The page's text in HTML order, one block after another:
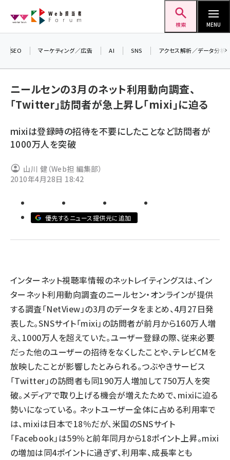
ン
検索 MENU
ai (2799)
note (2308)
z世代 (1617)
SEO マーケティング／広告 AI SNS アクセス解析／データ分析
ニールセンの3月のネット利用動向調査、
「Twitter」訪問者が急上昇し「mixi」に迫る
mixiは登録時の招待を不要にしたことなど訪問者が
1000万人を突破
山川 健（Web担 編集部）
2010年4月28日 18:42
優先するニュース提供元に追加
インターネット視聴率情報のネットレイティングスは、イン
ターネット利用動向調査のニールセン・オンラインが提供
する調査「NetView」の3月のデータをまとめ、4月27日発
表した。SNSサイト「mixi」の訪問者が前月から160万人増
え、1000万人を超えていた。ユーザー登録の際、従来必要
だった他のユーザーの招待をなくしたことや、テレビCMを
放映したことが影響したとみられる。つぶやきサービス
「Twitter」の訪問者も同190万人増加して750万人を突
破。メディアで取り上げる機会が増えたためで、mixiに迫る
勢いになっている。 ネットユーザー全体に占める利用率で
は、mixiは日本で18％だが、米国のSNSサイト
「Facebook」は59％と前年同月から18ポイント上昇。mixi
の増加は同4ポイントに過ぎず、利用率、成長率とも